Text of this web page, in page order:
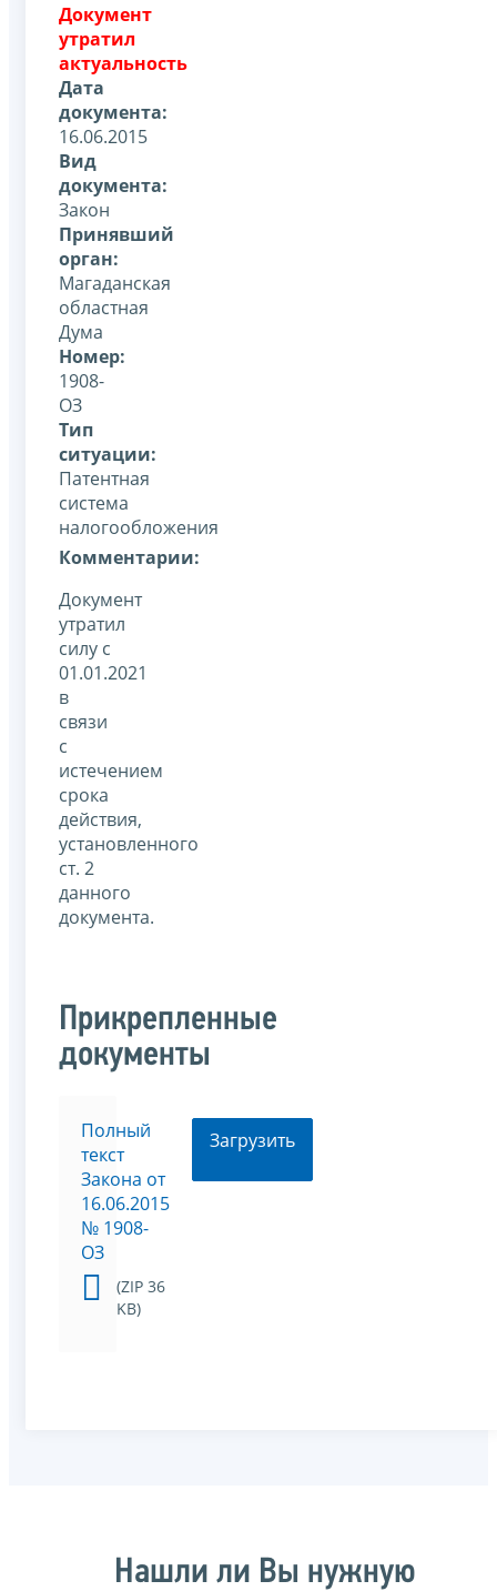
Документ
утратил
актуальность
Дата
документа:
16.06.2015
Вид
документа:
Закон
Принявший
орган:
Магаданская
областная
Дума
Номер:
1908-
ОЗ
Тип
ситуации:
Патентная
система
налогообложения
Комментарии:
Документ
утратил
силу с
01.01.2021
в
связи
с
истечением
срока
действия,
установленного
ст. 2
данного
документа.
Прикрепленные
документы
Полный
текст
Закона от
16.06.2015
№ 1908-
ОЗ
(ZIP 36
KB)
Загрузить
Нашли ли Вы нужную